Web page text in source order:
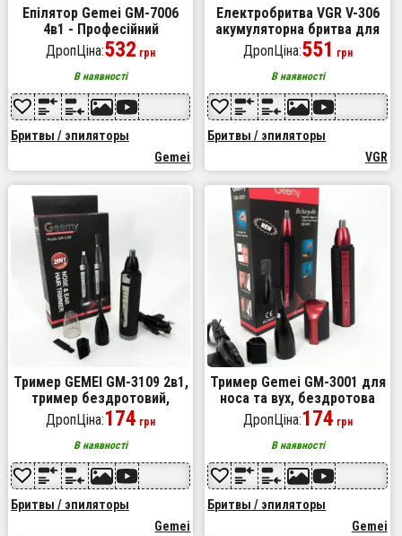
Епілятор Gemei GM-7006
4в1 - Професійний
бездротовий епілятор
бритва з насадками
триммер + пемза
ДропЦіна:532 грн
В наявності
Бритвы / эпиляторы
Gemei
Електробритва VGR V-306
акумуляторна бритва для
стрижки волосся, машинка
для стрижки бороди
ДропЦіна:551 грн
В наявності
Бритвы / эпиляторы
VGR
Тример GEMEI GM-3109 2в1,
тример бездротовий,
машинка чоловіча для
гоління, бездротова
електробритва
ДропЦіна:174 грн
В наявності
Бритвы / эпиляторы
Gemei
Тример Gemei GM-3001 для
носа та вух, бездротова
електробритва, тример для
вусів, тример бездротовий
ДропЦіна:174 грн
В наявності
Бритвы / эпиляторы
Gemei